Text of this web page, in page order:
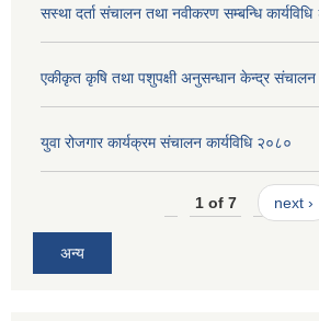
सस्था दर्ता संचालन तथा नवीकरण सम्बन्धि
एकीकृत कृषि तथा पशुपक्षी अनुसन्धान केन्द्र संचालन
युवा रोजगार कार्यक्रम संचालन कार्यविधि २०८०
1 of 7 next ›
अन्य